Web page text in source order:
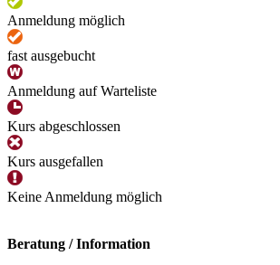
Anmeldung möglich
fast ausgebucht
Anmeldung auf Warteliste
Kurs abgeschlossen
Kurs ausgefallen
Keine Anmeldung möglich
Beratung / Information